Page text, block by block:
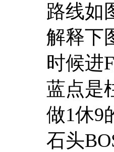
路线如
解释下
时候进
蓝点是
做1休9
石头